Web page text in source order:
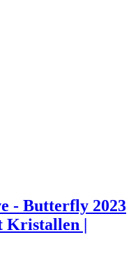
- Butterfly 2023
Kristallen |